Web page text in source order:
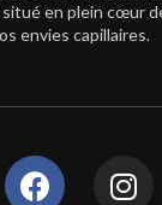
en plein cœur
envies capillaires.